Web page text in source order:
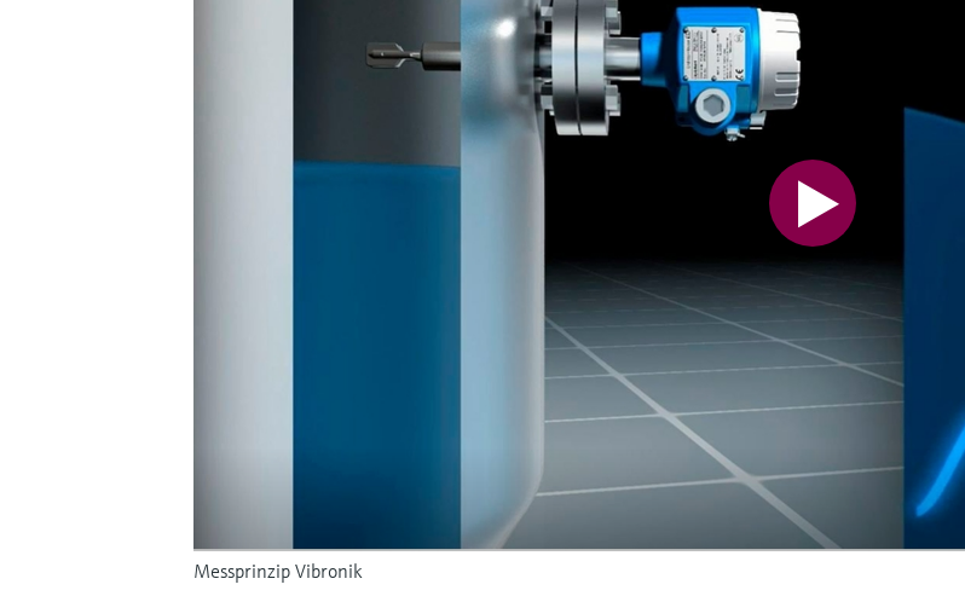
Messprinzip Vibronik